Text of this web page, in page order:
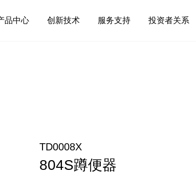
品中心 创新技术 服务支持 投资者关系
TD0008X
804S蹲便器